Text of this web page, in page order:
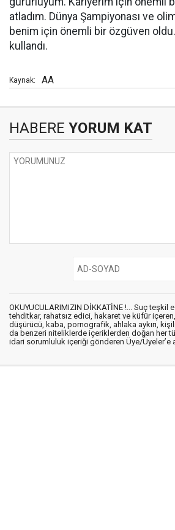
atladım. Dünya Şampiyonası ve
benim için önemli bir özgüven
kullandı.
Kaynak: AA
HABERE YORUM KAT
OKUYUCULARIMIZIN DİKKATİNE !... Suç teşkil
tehditkar, rahatsız edici, hakaret ve küfür içeren,
düşürücü, kaba, pornografik, ahlaka aykırı,
da benzeri niteliklerde içeriklerden doğan her
idari sorumluluk içeriği gönderen Üye/Üyeler’e